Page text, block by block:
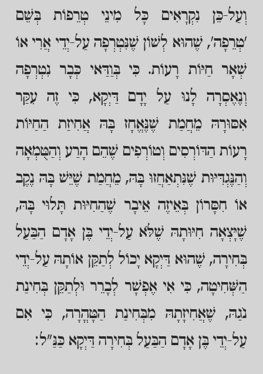
וְעַל-כֵּן נִקְרָאִים כָּל מִינֵי טְרֵפוֹת בְּשֵׁם
'טְרֵפָה', שֶׁהוּא לְשׁוֹן שֶׁנִּטְרְפָה עַל-יְדֵי אֲרִי אוֹ
שְׁאָר חַיּוֹת רָעוֹת. כִּי בְּוַדַּאי כְּבָר נִטְרְפָה
וְנֶאֶסְרָה לָנוּ עַל יָדָם דַּיְקָא, כִּי זֶה עִקַּר
אִסּוּרָהּ מֵחֲמַת שֶׁנֶּאֱחָז בָּהּ אֲחִיזַת הַחַיּוֹת
רָעוֹת הַדּוֹרְסִים וְטוֹרְפִים שֶׁהֵם הָרַע וְהַטֻּמְאָה
וְהַנֶּגְדִּיּוּת שֶׁנִּתְאַחֲזוּ בָּהּ, מֵחֲמַת שֶׁיֵּשׁ בָּהּ נֶקֶב
אוֹ חִסָּרוֹן בְּאֵיזֶה אֵיבָר שֶׁהַחִיּוּת תָּלוּי בָּהּ,
שֶׁיָּצְאָה חִיּוּתָהּ שֶׁלֹּא עַל-יְדֵי בֶּן אָדָם הַבַּעַל
בְּחִירָה, שֶׁהוּא דַּיְקָא יָכוֹל לְתַקֵּן אוֹתָהּ עַל-יְדֵי
הַשְּׁחִיטָה, כִּי אִי אֶפְשָׁר לְבָרֵר וּלְתַקֵּן בְּחִינַת
נֹגַהּ, שֶׁאֲחִיזָתָהּ מִבְּחִינַת הַטָּהֳרָה, כִּי אִם
עַל-יְדֵי בֶּן אָדָם הַבַּעַל בְּחִירָה דַּיְקָא כַּנַּ"ל: